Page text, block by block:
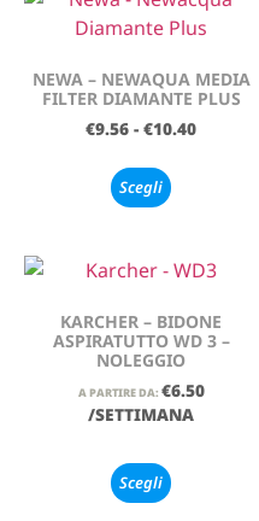
NEWA – NEWAQUA MEDIA
FILTER DIAMANTE PLUS
€9.56 - €10.40
Scegli
KARCHER – BIDONE
ASPIRATUTTO WD 3 –
NOLEGGIO
A PARTIRE DA: €6.50
/SETTIMANA
Scegli